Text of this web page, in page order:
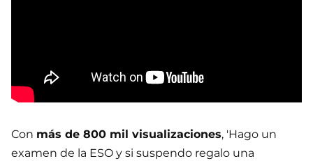
Con más de 800 mil visualizaciones, 'Hago un
examen de la ESO y si suspendo regalo una